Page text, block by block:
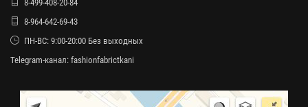
8-499-408-20-84
8-964-642-69-43
ПН-ВС: 9:00-20:00 Без выходных
Telegram-канал: fashionfabrictkani